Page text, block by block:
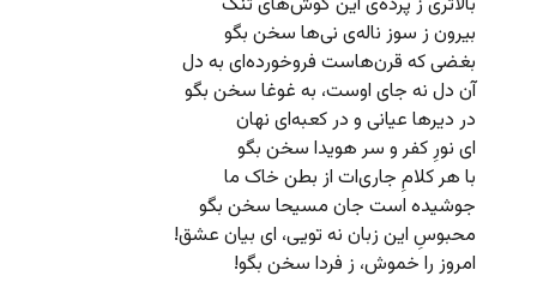
بیرون ز سوز ناله‌ی نی‌ها سخن بگو
بغضی که قرن‌هاست فروخورده‌ای به دل
آن دل نه جای اوست، به غوغا سخن بگو
در دیرها عیانی و در کعبه‌ای نهان
ای نورِ کفر و سر هویدا سخن بگو
با هر کلامِ جاری‌ات از بطن خاک ما
جوشیده‌ است جان مسیحا سخن بگو
محبوسِ این زبان نه تویی، ای بیان عشق!
امروز را خموش، ز فردا سخن بگو!